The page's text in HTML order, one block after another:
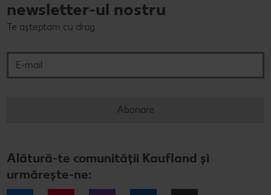
newsletter-ul nostru
Te așteptam cu drag.
Abonare
Alătură-te comunității Kaufland și
urmărește-ne: